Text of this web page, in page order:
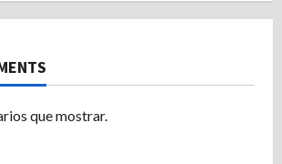
que mostrar.